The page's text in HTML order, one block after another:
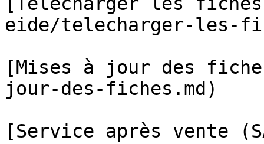
eide/telecharger-les-
[Mises à jour des
jour-des-fiches.md)
[Service après vente